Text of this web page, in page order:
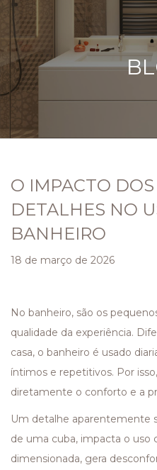
O IMPACTO
DETALHES NO
BANHEIRO
18 de março de 2026
No banheiro, são os
qualidade da experiência.
casa, o banheiro é usado
íntimos e repetitivos. Por
diretamente o conforto e a
Um detalhe aparentemente
de uma cuba, impacta o uso
dimensionada, gera